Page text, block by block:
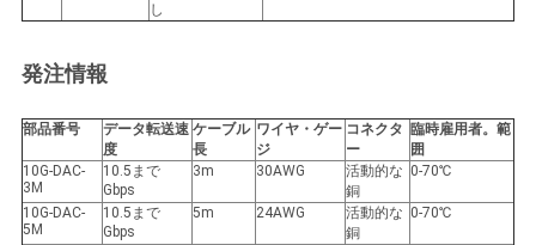
し
発注情報
部品番号
データ転送速
度
ケーブル
長
ワイヤ・ゲー
ジ
コネクタ
ー
臨時雇用者。範
囲
10G-DAC-
3M
10.5まで
Gbps
3m 30AWG
活動的な
銅
0-70℃
10G-DAC-
5M
10.5まで
Gbps
5m 24AWG
活動的な
銅
0-70℃